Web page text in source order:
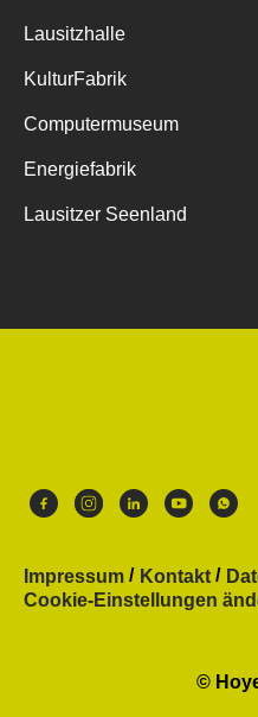
Lausitzhalle
KulturFabrik
Computermuseum
Energiefabrik
Lausitzer Seenland
Impressum Kontakt
Cookie-Einstellungen
©